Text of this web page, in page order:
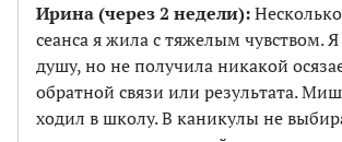
Ирина (через 2 недели):
сеанса я жила с тяжелым чувством.
душу, но не получила никакой
обратной связи или результата.
ходил в школу. В каникулы не